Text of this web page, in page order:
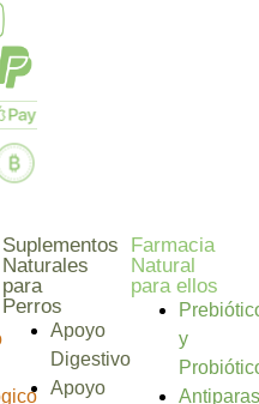
Suplementos
Naturales
para
Perros
Apoyo
Digestivo
Apoyo
Farmacia
Natural
para ellos
y